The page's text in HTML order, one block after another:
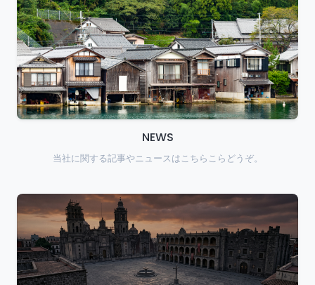
NEWS
当社に関する記事やニュースはこちらこらどうぞ。